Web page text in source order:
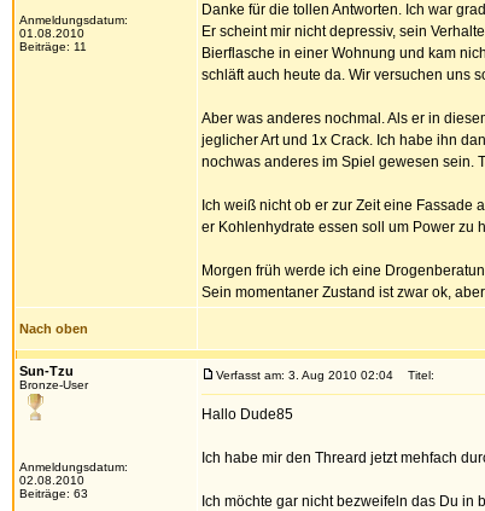
Anmeldungsdatum:
01.08.2010
Beiträge: 11
Danke für die tollen Antworten. Ich war
Er scheint mir nicht depressiv, sein
Bierflasche in einer Wohnung und kam
schläft auch heute da. Wir versuchen uns
Aber was anderes nochmal. Als er in
jeglicher Art und 1x Crack. Ich habe ihn
nochwas anderes im Spiel gewesen sein.
Ich weiß nicht ob er zur Zeit eine
er Kohlenhydrate essen soll um Power zu
Morgen früh werde ich eine
Sein momentaner Zustand ist zwar ok,
Nach oben
Sun-Tzu
Bronze-User
Anmeldungsdatum:
02.08.2010
Beiträge: 63
Verfasst am: 3. Aug 2010 02:04 Titel:
Hallo Dude85
Ich habe mir den Threard jetzt mehfach
Ich möchte gar nicht bezweifeln das Du